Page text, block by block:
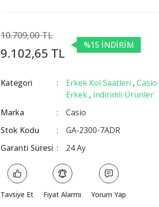
10.709,00 TL
9.102,65 TL %15 İNDİRİM
Kategori Erkek Kol Saatleri , Casio
Erkek , İndirimli Ürünler
Marka
Casio
Stok Kodu
GA-2300-7ADR
Garanti Süresi
24 Ay
Tavsiye Et Fiyat Alarmı Yorum Yap